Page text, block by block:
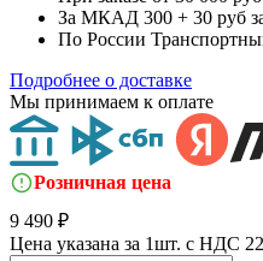
За МКАД 300 + 30 руб
По России
Подробнее о доставке
Мы принимаем к оплате
Розничная цена
9 490 ₽
Цена указана за 1шт. с НДС